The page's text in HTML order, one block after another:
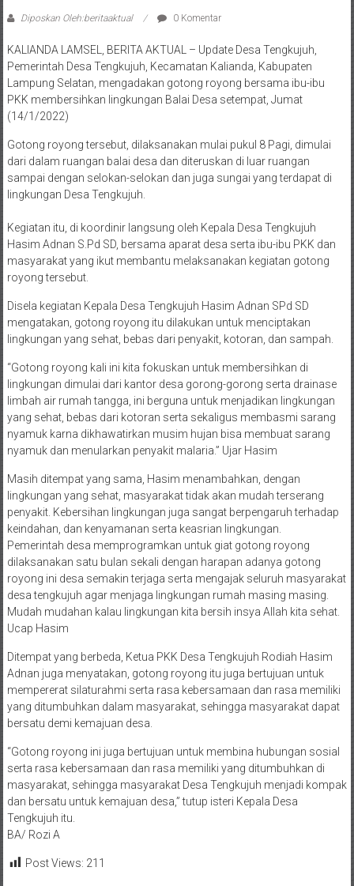
Diposkan Oleh:beritaaktual 0 Komentar
KALIANDA LAMSEL, BERITA AKTUAL – Update Desa Tengkujuh,
Pemerintah Desa Tengkujuh, Kecamatan Kalianda, Kabupaten
Lampung Selatan, mengadakan gotong royong bersama ibu-ibu
PKK membersihkan lingkungan Balai Desa setempat, Jumat
(14/1/2022)
Gotong royong tersebut, dilaksanakan mulai pukul 8 Pagi, dimulai
dari dalam ruangan balai desa dan diteruskan di luar ruangan
sampai dengan selokan-selokan dan juga sungai yang terdapat di
lingkungan Desa Tengkujuh.
Kegiatan itu, di koordinir langsung oleh Kepala Desa Tengkujuh
Hasim Adnan S.Pd SD, bersama aparat desa serta ibu-ibu PKK dan
masyarakat yang ikut membantu melaksanakan kegiatan gotong
royong tersebut.
Disela kegiatan Kepala Desa Tengkujuh Hasim Adnan SPd SD
mengatakan, gotong royong itu dilakukan untuk menciptakan
lingkungan yang sehat, bebas dari penyakit, kotoran, dan sampah.
“Gotong royong kali ini kita fokuskan untuk membersihkan di
lingkungan dimulai dari kantor desa gorong-gorong serta drainase
limbah air rumah tangga, ini berguna untuk menjadikan lingkungan
yang sehat, bebas dari kotoran serta sekaligus membasmi sarang
nyamuk karna dikhawatirkan musim hujan bisa membuat sarang
nyamuk dan menularkan penyakit malaria.” Ujar Hasim
Masih ditempat yang sama, Hasim menambahkan, dengan
lingkungan yang sehat, masyarakat tidak akan mudah terserang
penyakit. Kebersihan lingkungan juga sangat berpengaruh terhadap
keindahan, dan kenyamanan serta keasrian lingkungan.
Pemerintah desa memprogramkan untuk giat gotong royong
dilaksanakan satu bulan sekali dengan harapan adanya gotong
royong ini desa semakin terjaga serta mengajak seluruh masyarakat
desa tengkujuh agar menjaga lingkungan rumah masing masing.
Mudah mudahan kalau lingkungan kita bersih insya Allah kita sehat.
Ucap Hasim
Ditempat yang berbeda, Ketua PKK Desa Tengkujuh Rodiah Hasim
Adnan juga menyatakan, gotong royong itu juga bertujuan untuk
mempererat silaturahmi serta rasa kebersamaan dan rasa memiliki
yang ditumbuhkan dalam masyarakat, sehingga masyarakat dapat
bersatu demi kemajuan desa.
“Gotong royong ini juga bertujuan untuk membina hubungan sosial
serta rasa kebersamaan dan rasa memiliki yang ditumbuhkan di
masyarakat, sehingga masyarakat Desa Tengkujuh menjadi kompak
dan bersatu untuk kemajuan desa,” tutup isteri Kepala Desa
Tengkujuh itu.
BA/ Rozi A
Post Views: 211